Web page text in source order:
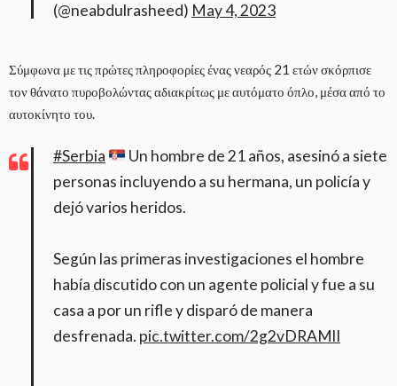
(@neabdulrasheed) May 4, 2023
Σύμφωνα με τις πρώτες πληροφορίες ένας νεαρός 21 ετών σκόρπισε
τον θάνατο πυροβολώντας αδιακρίτως με αυτόματο όπλο, μέσα από το
αυτοκίνητο του.
#Serbia
Un hombre de 21 años, asesinó a siete
personas incluyendo a su hermana, un policía y
dejó varios heridos.
Según las primeras investigaciones el hombre
había discutido con un agente policial y fue a su
casa a por un rifle y disparó de manera
desfrenada. pic.twitter.com/2g2vDRAMlI